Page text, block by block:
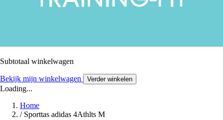
Subtotaal winkelwagen
Bekijk mijn winkelwagen Verder winkelen
Loading...
Home
/ Sporttas adidas 4Athlts M